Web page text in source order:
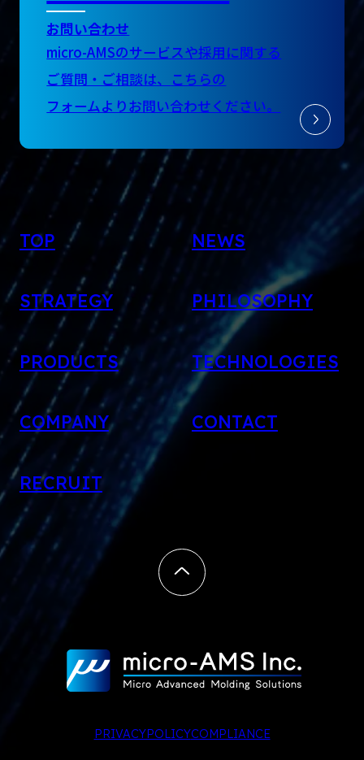
お問い合わせ
micro-AMSのサービスや採用に関する
ご質問・ご相談は、 こちらの
フォームよりお問い合わせください。
TOP NEWS
STRATEGY PHILOSOPHY
PRODUCTS TECHNOLOGIES
COMPANY CONTACT
RECRUIT
PRIVACYPOLICYCOMPLIANCE